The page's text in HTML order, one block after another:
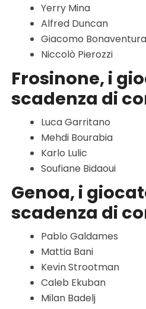
Yerry Mina
Alfred Duncan
Giacomo Bonaventura
Niccolò Pierozzi
Frosinone, i
scadenza di
Luca Garritano
Mehdi Bourabia
Karlo Lulic
Soufiane Bidaoui
Genoa, i
scadenza di
Pablo Galdames
Mattia Bani
Kevin Strootman
Caleb Ekuban
Milan Badelj